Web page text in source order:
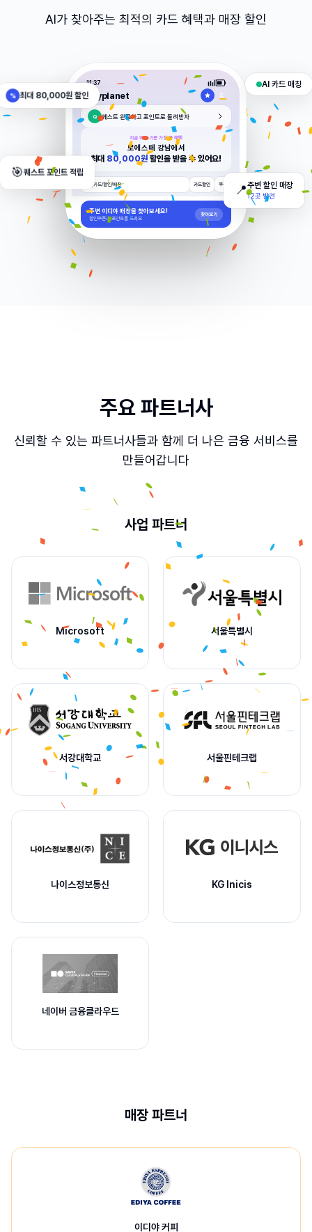
AI가 찾아주는 최적의 카드 혜택과 매장 할인
11:37
playplanet
Q 퀘스트 완료하고 포인트로 돌려받자
지금 위치 기준 가장 큰 혜택
로에스떼 강남에서
최대 80,000원 할인을 받을 수 있어요!
카드/할인/매장 카드할인 쿠폰
주변 이디야 매장을 찾아보세요!
할인쿠폰과 포인트를 드려요
찾아보기
지금 가장 큰 혜택 🔥
목록보기
% 최대 80,000원 할인
AI 카드 매칭
🎯퀘스트 포인트 적립
📍주변 할인 매장
12곳 발견
주요 파트너사
신뢰할 수 있는 파트너사들과 함께 더 나은 금융 서비스를
만들어갑니다
사업 파트너
Microsoft 서울특별시
서강대학교 서울핀테크랩
나이스정보통신 KG Inicis
네이버 금융클라우드
매장 파트너
이디야 커피